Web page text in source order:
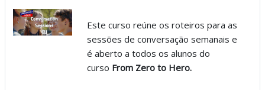
Este curso reúne os roteiros para as
sessões de conversação semanais e
é aberto a todos os alunos do
curso From Zero to Hero.